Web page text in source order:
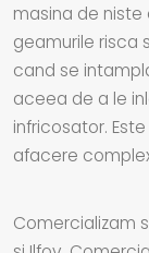
masina de
geamurile risca
cand se
aceea de a le
infricosator.
afacere
Comercializam